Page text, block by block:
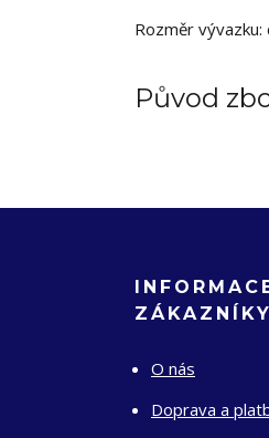
Rozměr vývazku:
Původ
ZÁKAZNÍKY
O nás
Doprava a